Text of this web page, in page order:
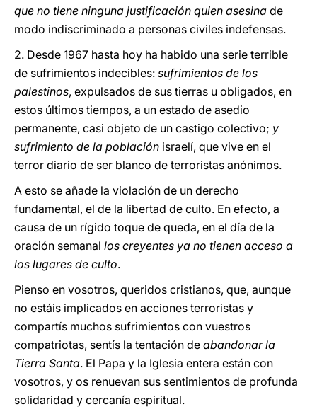
que no tiene ninguna justificación quien asesina de
modo indiscriminado a personas civiles indefensas.
2. Desde 1967 hasta hoy ha habido una serie terrible
de sufrimientos indecibles: sufrimientos de los
palestinos, expulsados de sus tierras u obligados, en
estos últimos tiempos, a un estado de asedio
permanente, casi objeto de un castigo colectivo; y
sufrimiento de la población israelí, que vive en el
terror diario de ser blanco de terroristas anónimos.
A esto se añade la violación de un derecho
fundamental, el de la libertad de culto. En efecto, a
causa de un rígido toque de queda, en el día de la
oración semanal los creyentes ya no tienen acceso a
los lugares de culto.
Pienso en vosotros, queridos cristianos, que, aunque
no estáis implicados en acciones terroristas y
compartís muchos sufrimientos con vuestros
compatriotas, sentís la tentación de abandonar la
Tierra Santa. El Papa y la Iglesia entera están con
vosotros, y os renuevan sus sentimientos de profunda
solidaridad y cercanía espiritual.